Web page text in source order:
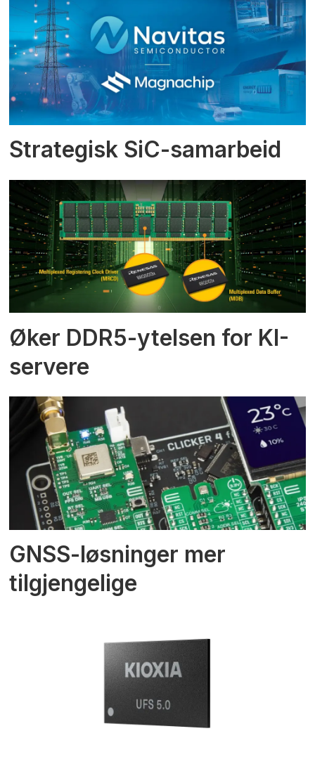
Strategisk SiC-samarbeid
Øker DDR5-ytelsen for KI-
servere
GNSS-løsninger mer
tilgjengelige